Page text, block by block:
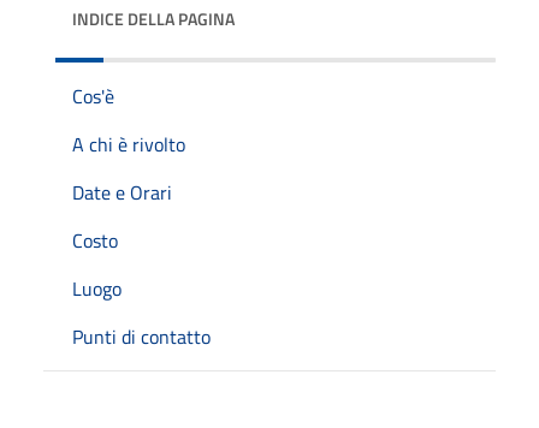
INDICE DELLA PAGINA
Cos'è
A chi è rivolto
Date e Orari
Costo
Luogo
Punti di contatto